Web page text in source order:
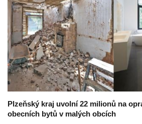
Plzeňský kraj uvolní 22 milionů na
obecních bytů v malých obcích